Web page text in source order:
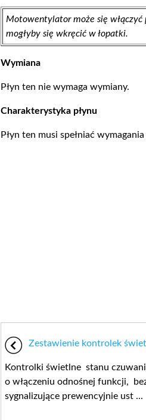
Motowentylator może się włączyć
mogłyby się wkręcić w łopatki.
Wymiana
Płyn ten nie wymaga wymiany.
Charakterystyka płynu
Płyn ten musi spełniać
Zestawienie kontrolek
Kontrolki świetlne stanu
o włączeniu odnośnej funkcji,
sygnalizujące prewencyjnie ust ...